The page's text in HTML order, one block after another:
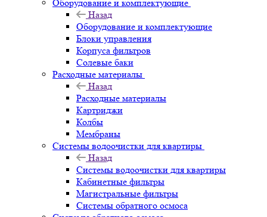
Оборудование и комплектующие
Назад
Оборудование и комплектующие
Блоки управления
Корпуса фильтров
Солевые баки
Расходные материалы
Назад
Расходные материалы
Картриджи
Колбы
Мембраны
Системы водоочистки для квартиры
Назад
Системы водоочистки для квартиры
Кабинетные фильтры
Магистральные фильтры
Системы обратного осмоса